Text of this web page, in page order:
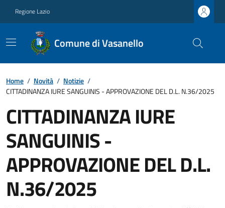
Regione Lazio
Comune di Vasanello
Home / Novità / Notizie /
CITTADINANZA IURE SANGUINIS - APPROVAZIONE DEL D.L. N.36/2025
CITTADINANZA IURE
SANGUINIS -
APPROVAZIONE DEL D.L.
N.36/2025